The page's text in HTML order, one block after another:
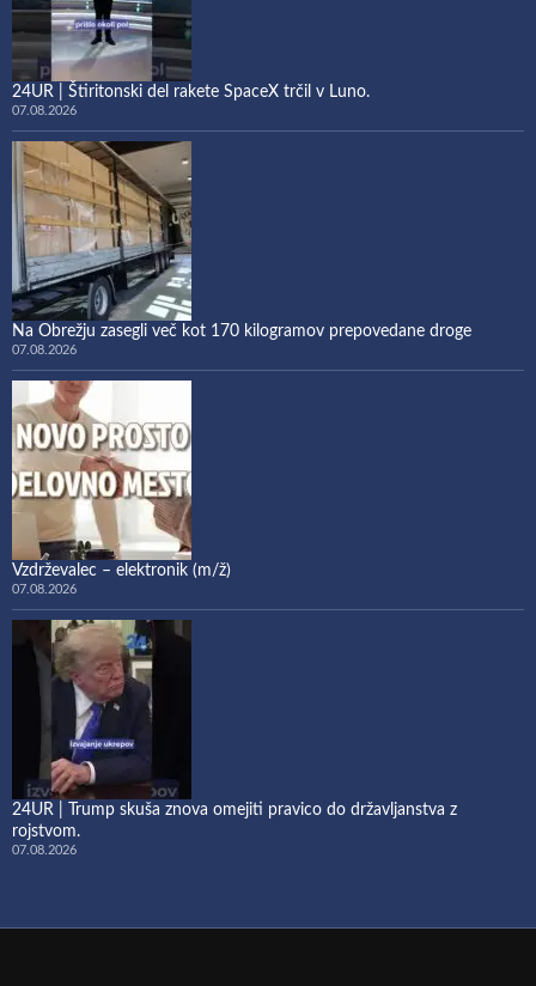
24UR | Štiritonski del rakete SpaceX trčil v Luno.
07.08.2026
Na Obrežju zasegli več kot 170 kilogramov prepovedane droge
07.08.2026
Vzdrževalec – elektronik (m/ž)
07.08.2026
24UR | Trump skuša znova omejiti pravico do državljanstva z
rojstvom.
07.08.2026